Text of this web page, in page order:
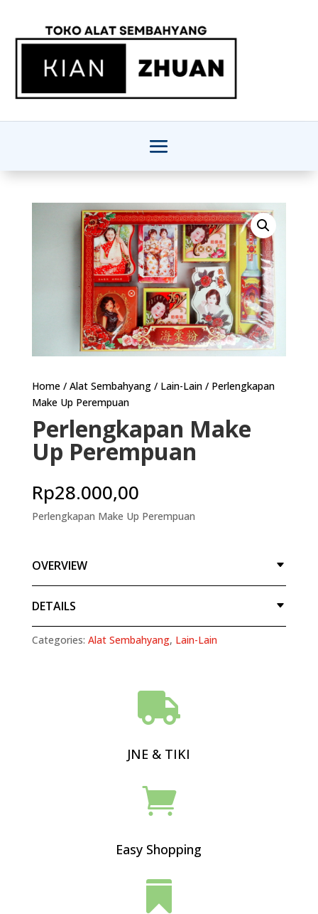
Home/ Alat Sembahyang/ Lain-Lain/ Perlengkapan
Make Up Perempuan
Perlengkapan Make
Up Perempuan
Rp28.000,00
Perlengkapan Make Up Perempuan
OVERVIEW
DETAILS
Categories: Alat Sembahyang, Lain-Lain

JNE & TIKI

Easy Shopping
